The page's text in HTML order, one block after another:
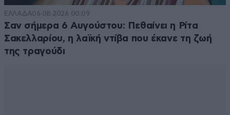
ΕΛΛΑΔΑ06·08·2026 00:09
Σαν σήμερα 6 Αυγούστου: Πεθαίνει η Ρίτα
Σακελλαρίου, η λαϊκή ντίβα που έκανε τη ζωή
της τραγούδι